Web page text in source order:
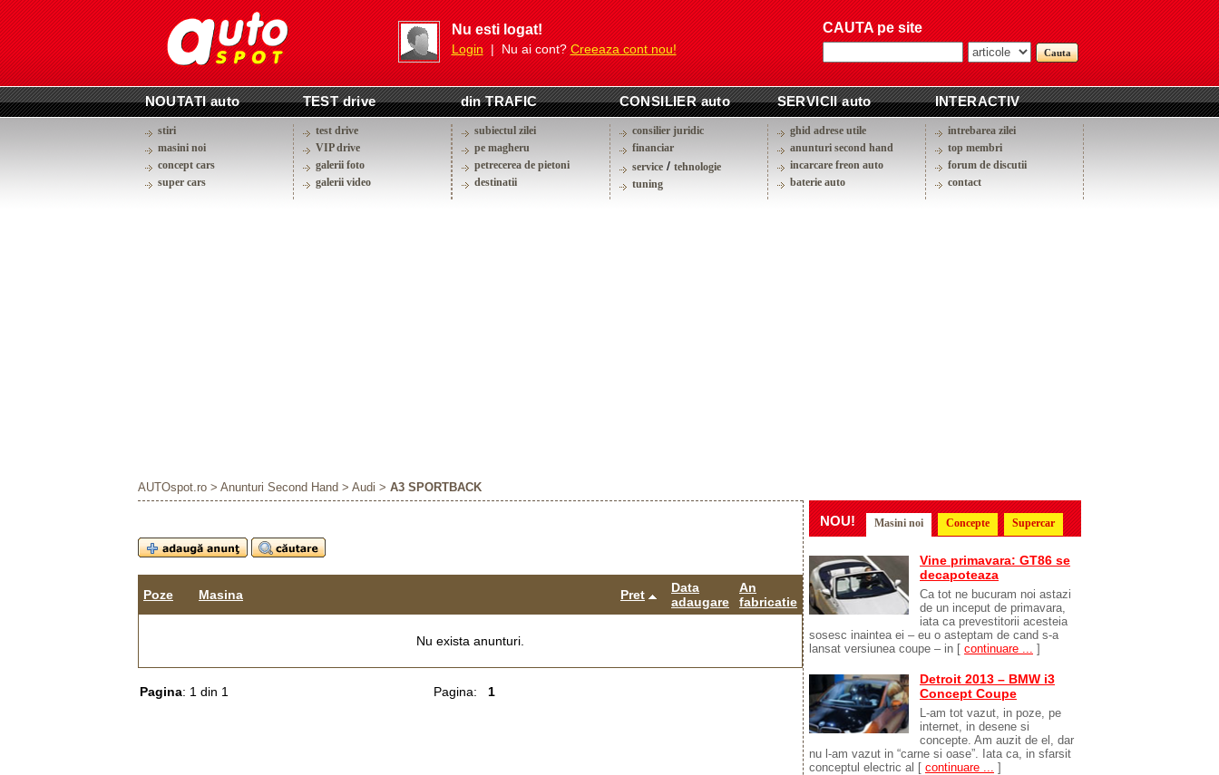
Nu esti logat!
Login| Nu ai cont?Creeaza cont nou!
CAUTA pe site
NOUTATI auto TEST drive din TRAFIC CONSILIER auto SERVICII auto INTERACTIV
stiri
masini noi
concept cars
super cars
test drive
VIP drive
galerii foto
galerii video
subiectul zilei
pe magheru
petrecerea de pietoni
destinatii
consilier juridic
financiar
service/ tehnologie
tuning
ghid adrese utile
anunturi second hand
incarcare freon auto
baterie auto
intrebarea zilei
top membri
forum de discutii
contact
AUTOspot.ro > Anunturi Second Hand > Audi > A3 SPORTBACK
Poze Masina Pret
Data
adaugare
An
fabricatie
Nu exista anunturi.
Pagina: 1 din 1 Pagina: 1
NOU! Masini noi Concepte Supercar
Vine primavara: GT86 se
decapoteaza
Ca tot ne bucuram noi astazi
de un inceput de primavara,
iata ca prevestitorii acesteia
sosesc inaintea ei – eu o asteptam de cand s-a
lansat versiunea coupe – in [ continuare ... ]
Detroit 2013 – BMW i3
Concept Coupe
L-am tot vazut, in poze, pe
internet, in desene si
concepte. Am auzit de el, dar
nu l-am vazut in “carne si oase”. Iata ca, in sfarsit
conceptul electric al [ continuare ... ]